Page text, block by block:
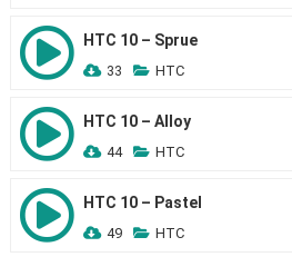
HTC 10 – Sprue
33 HTC
HTC 10 – Alloy
44 HTC
HTC 10 – Pastel
49 HTC